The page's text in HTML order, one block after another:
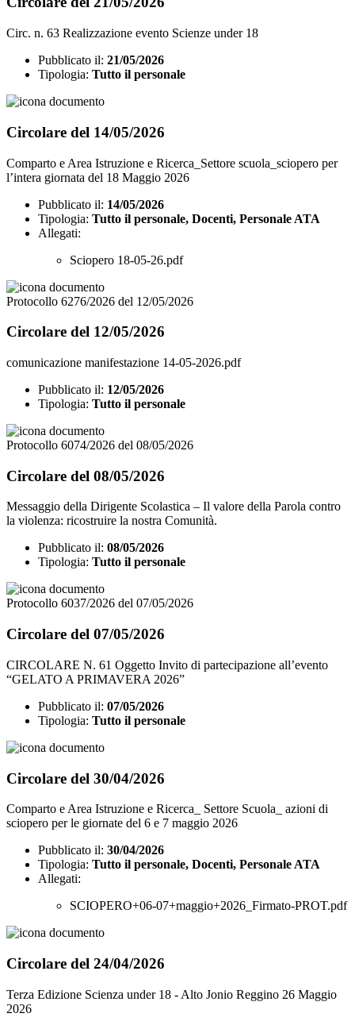
Circ. n. 63 Realizzazione evento Scienze under 18
Pubblicato il: 21/05/2026
Tipologia: Tutto il personale
Circolare del 14/05/2026
Comparto e Area Istruzione e Ricerca_Settore scuola_sciopero per
l’intera giornata del 18 Maggio 2026
Pubblicato il: 14/05/2026
Tipologia: Tutto il personale, Docenti, Personale ATA
Allegati:
Sciopero 18-05-26.pdf
Protocollo 6276/2026 del 12/05/2026
Circolare del 12/05/2026
comunicazione manifestazione 14-05-2026.pdf
Pubblicato il: 12/05/2026
Tipologia: Tutto il personale
Protocollo 6074/2026 del 08/05/2026
Circolare del 08/05/2026
Messaggio della Dirigente Scolastica – Il valore della Parola contro
la violenza: ricostruire la nostra Comunità.
Pubblicato il: 08/05/2026
Tipologia: Tutto il personale
Protocollo 6037/2026 del 07/05/2026
Circolare del 07/05/2026
CIRCOLARE N. 61 Oggetto Invito di partecipazione all’evento
“GELATO A PRIMAVERA 2026”
Pubblicato il: 07/05/2026
Tipologia: Tutto il personale
Circolare del 30/04/2026
Comparto e Area Istruzione e Ricerca_ Settore Scuola_ azioni di
sciopero per le giornate del 6 e 7 maggio 2026
Pubblicato il: 30/04/2026
Tipologia: Tutto il personale, Docenti, Personale ATA
Allegati:
SCIOPERO+06-07+maggio+2026_Firmato-PROT.pdf
Circolare del 24/04/2026
Terza Edizione Scienza under 18 - Alto Jonio Reggino 26 Maggio
2026